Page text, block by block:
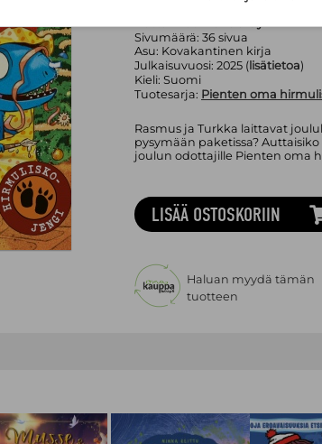
Sivumäärä: 36sivua
Asu: Kovakantinen kirja
Julkaisuvuosi: 2025 (lisätietoa)
Kieli: Suomi
Tuotesarja: Pienten oma
Rasmus ja Turkka laittavat
pysymään paketissa?
joulun odottajille Pienten oma
LISÄÄ OSTOSKORIIN
Haluan myydä tämän
tuotteen